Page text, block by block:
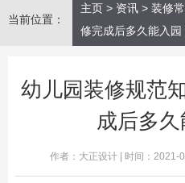
当前位置：
主页 > 资讯 > 装修
修完成后多久能入园
幼儿园装修规范
成后多久
作者：大正设计 | 时间：